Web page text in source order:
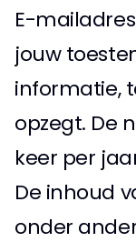
E-
jouw
informatie,
opzegt. De
keer per
De inhoud
onder